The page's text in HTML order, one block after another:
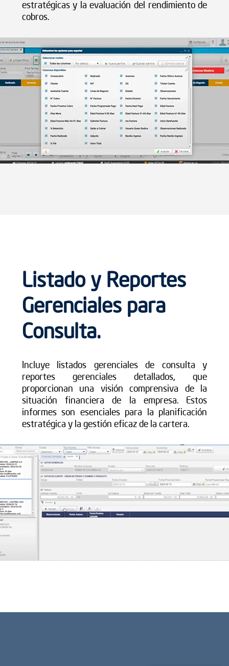
estratégicas y la evaluación del rendimiento de
cobros.
Listado y Reportes
Gerenciales para
Consulta.
Incluye listados gerenciales de consulta y
reportes gerenciales detallados, que
proporcionan una visión comprensiva de la
situación financiera de la empresa. Estos
informes son esenciales para la planificación
estratégica y la gestión eficaz de la cartera.